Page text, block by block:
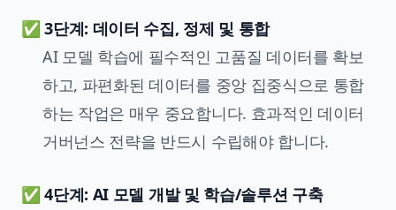
✅ 3단계: 데이터 수집, 정제 및 통합
AI 모델 학습에 필수적인 고품질 데이터를 확보
하고, 파편화된 데이터를 중앙 집중식으로 통합
하는 작업은 매우 중요합니다. 효과적인 데이터
거버넌스 전략을 반드시 수립해야 합니다.
✅ 4단계: AI 모델 개발 및 학습/솔루션 구축